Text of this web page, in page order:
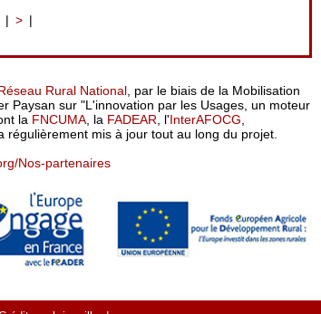
>
Rural National, par le biais de la Mobilisation
Paysan sur "L'innovation par les Usages, un moteur
la FNCUMA, la FADEAR, l'InterAFOCG,
régulièrement mis à jour tout au long du projet.
Nos-partenaires